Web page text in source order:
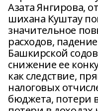
Азата Янгирова,
шихана Куштау
значительное
расходов,
Башкирской
снижение ее
как следствие,
налоговых
бюджета, потери